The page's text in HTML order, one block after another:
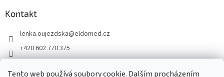
Tento web používá soubory cookie. Dalším procházením
Kontakt
lenka.oujezdska@eldomed.cz
+420 602 770 375